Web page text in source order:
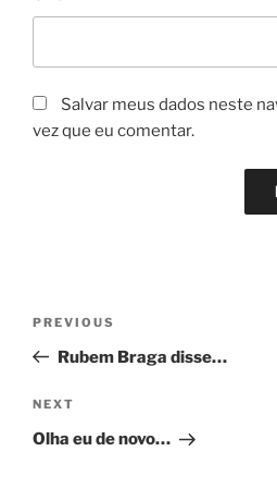
Salvar meus dados neste
vez que eu comentar.
Post
Previous
Post
PREVIOUS
Rubem Braga disse…
Next
Post
NEXT
Olha eu de novo…